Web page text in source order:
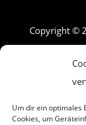
Um dir ein optimales
Cookies, um
Copyright ©